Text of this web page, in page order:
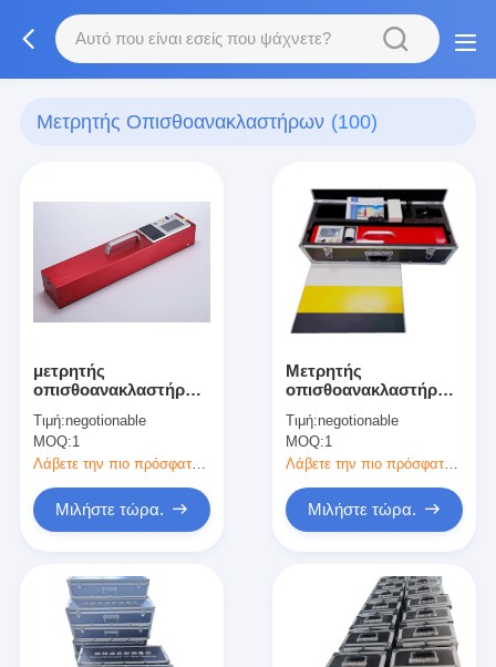
Μετρητής Οπισθοανακλαστήρων (100)
μετρητής
οπισθοανακλαστήρων
Τιμή:negotionable
MOQ:1
Λάβετε την πιο πρόσφατη τιμή
Μιλήστε τώρα.
Μετρητής
οπισθοανακλαστήρων
πρόσπτωσης
88.76deg για τα οδικά
σημάδια
Τιμή:negotionable
MOQ:1
Μιλήστε τώρα.